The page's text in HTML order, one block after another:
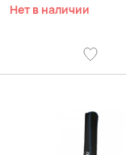
Нет в наличии